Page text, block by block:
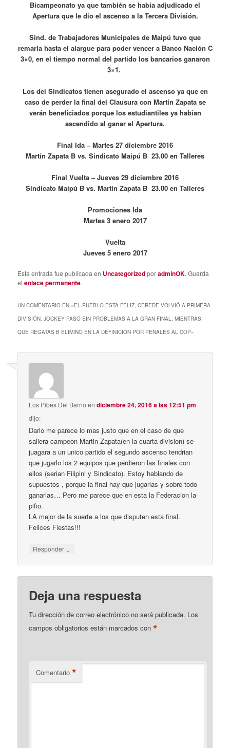
Bicampeonato ya que también se había adjudicado el
Apertura que le dio el ascenso a la Tercera División.
Sind. de Trabajadores Municipales de Maipú tuvo que
remarla hasta el alargue para poder vencer a Banco Nación C
3×0, en el tiempo normal del partido los bancarios ganaron
3×1.
Los del Sindicatos tienen asegurado el ascenso ya que en
caso de perder la final del Clausura con Martín Zapata se
verán beneficiados porque los estudiantiles ya habían
ascendido al ganar el Apertura.
Final Ida –Martes 27 diciembre 2016
Martín Zapata B vs. Sindicato Maipú B 23.00 en Talleres
Final Vuelta –Jueves 29 diciembre 2016
Sindicato Maipú B vs. Martín Zapata B 23.00 en Talleres
Promociones Ida
Martes 3 enero 2017
Vuelta
Jueves 5 enero 2017
Esta entrada fue publicada en UncategorizedporadminOK. Guarda
elenlace permanente.
UN COMENTARIO EN «EL PUEBLO ESTA FELIZ, CEREDE VOLVIÓ A PRIMERA
DIVISIÓN. JOCKEY PASÓ SIN PROBLEMAS A LA GRAN FINAL, MIENTRAS
QUE REGATAS B ELIMINÓ EN LA DEFINICIÓN POR PENALES AL COP»
Los Pibes Del Barrio endiciembre 24, 2016 a las 12:51 pm
dijo:
Dario me parece lo mas justo que en el caso de que
saliera campeon Martin Zapata(en la cuarta division) se
juagara a un unico partido el segundo ascenso tendrian
que jugarlo los 2 equipos que perdieron las finales con
ellos (serian Filipini y Sindicato). Estoy hablando de
supuestos , porque la final hay que jugarlas y sobre todo
ganarlas… Pero me parece que en esta la Federacion la
pifio.
LA mejor de la suerte a los que disputen esta final.
Felices Fiestas!!!
Responder ↓
Deja una respuesta
Tu dirección de correo electrónico no será publicada. Los
campos obligatorios están marcados con*
Comentario *